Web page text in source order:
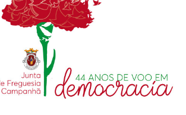
DA ASSEMBLEIA
TAXAS